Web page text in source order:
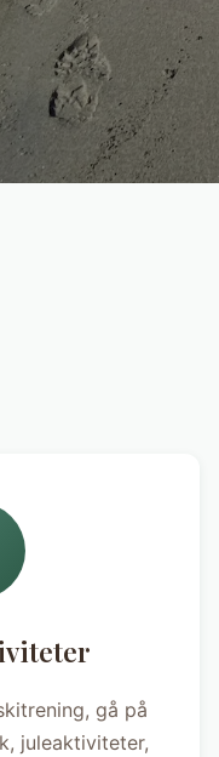
gå på
juleaktiviteter,